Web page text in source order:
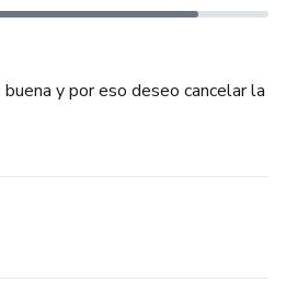
y por eso deseo cancelar la